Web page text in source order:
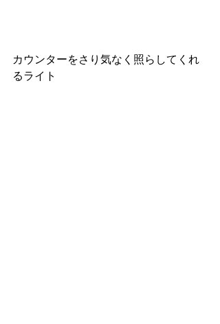
カウンターをさり気なく照らしてくれ
るライト